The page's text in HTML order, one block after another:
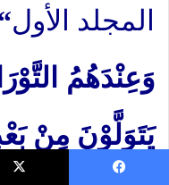
المجلد الأول
وَعِنْدَهُمُ
يَتَوَلَّوْنَ مِنْ